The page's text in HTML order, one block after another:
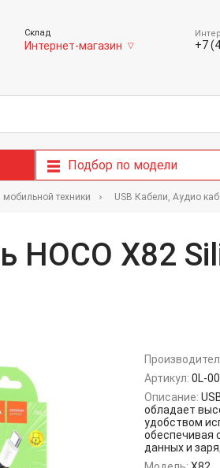
Склад
Интернет-магазин ▽ +7
Подбор по модели
техники USB Кабели, Аудио
HOCO X82
Артикул: 0L-
Описание:
обладает
удобством
обеспечивая
данных и